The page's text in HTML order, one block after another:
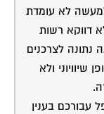
לא עומדת
דווקא רשות
נתונה לצרכנים
שיוויוני ולא
עבורכם בענין